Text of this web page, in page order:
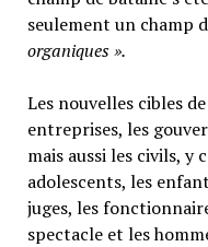
seulement un champ
organiques ».
Les nouvelles cibles
entreprises, les
mais aussi les civils, y
adolescents, les
juges, les
spectacle et les